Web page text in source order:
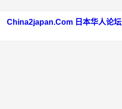
China2japan.Com 日本华人论坛